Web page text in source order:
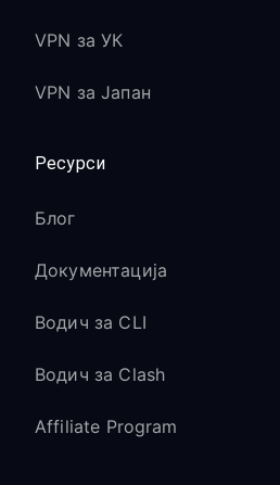
VPN за УК
VPN за Јапан
Ресурси
Блог
Документација
Водич за CLI
Водич за Clash
Affiliate Program